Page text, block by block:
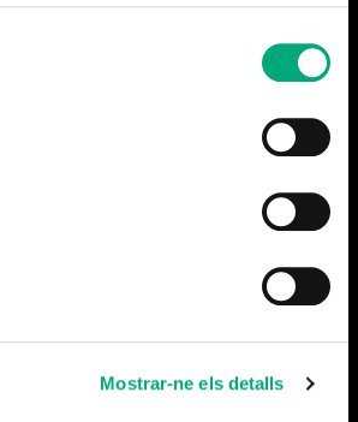
Mostrar-ne els detalls
per aconseguir les primeres entrades
ja està disponible